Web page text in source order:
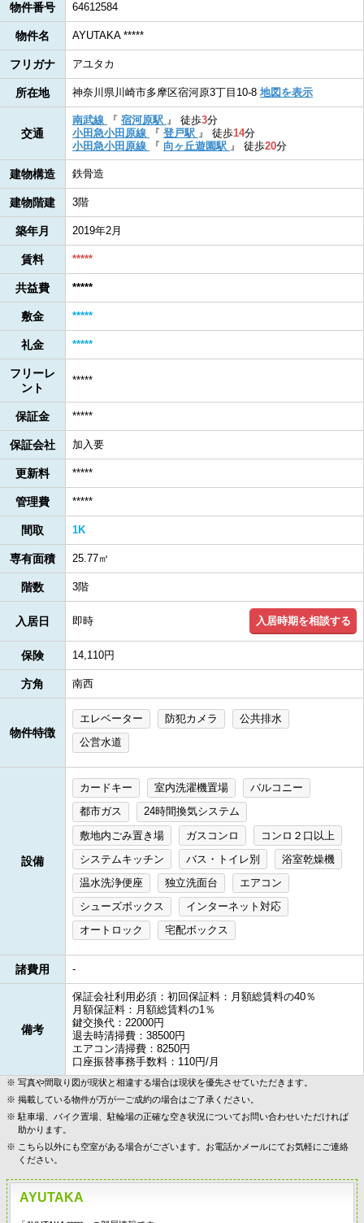
物件番号 64612584
物件名 AYUTAKA *****
フリガナ アユタカ
所在地 神奈川県川崎市多摩区宿河原3丁目10-8 地図を表示
交通
南武線 『 宿河原駅 』 徒歩3分
小田急小田原線
『 登戸駅 』 徒歩14分
小田急小田原線
『 向ヶ丘遊園駅 』 徒歩20分
建物構造 鉄骨造
建物階建 3階
築年月 2019年2月
賃料 *****
共益費 *****
敷金 *****
礼金 *****
フリーレ
ント
*****
保証金 *****
保証会社 加入要
更新料 *****
管理費 *****
間取 1K
専有面積 25.77㎡
階数 3階
入居日 即時 入居時期を相談する
保険 14,110円
方角 南西
物件特徴
エレベーター 防犯カメラ
公共排水
公営水道
設備
カードキー 室内洗濯機置場
バルコニー
都市ガス
24時間換気システム
敷地内ごみ置き場
ガスコンロ
コンロ２口以上
システムキッチン
バス・トイレ別
浴室乾燥機
温水洗浄便座
独立洗面台
エアコン
シューズボックス
インターネット対応
オートロック
宅配ボックス
諸費用 -
備考
保証会社利用必須：初回保証料：月額総賃料の40％
月額保証料：月額総賃料の1％
鍵交換代：22000円
退去時清掃費：38500円
エアコン清掃費：8250円
口座振替事務手数料：110円/月
写真や間取り図が現状と相違する場合は現状を優先させていただきます。
掲載している物件が万が一ご成約の場合はご了承ください。
駐車場、バイク置場、駐輪場の正確な空き状況についてお問い合わせいただければ
助かります。
こちら以外にも空室がある場合がございます。お電話かメールにてお気軽にご連絡
ください。
AYUTAKA